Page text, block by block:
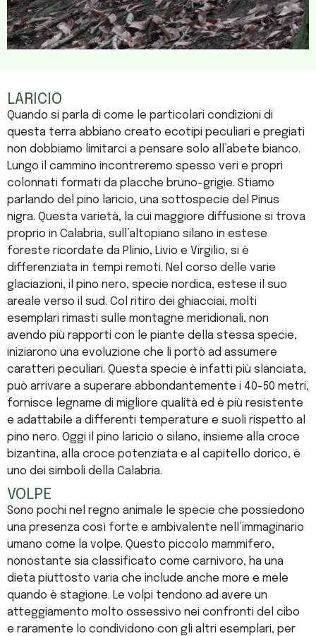
LARICIO
Quando si parla di come le particolari condizioni di
questa terra abbiano creato ecotipi peculiari e pregiati
non dobbiamo limitarci a pensare solo all’abete bianco.
Lungo il cammino incontreremo spesso veri e propri
colonnati formati da placche bruno-grigie. Stiamo
parlando del pino laricio, una sottospecie del Pinus
nigra. Questa varietà, la cui maggiore diffusione si trova
proprio in Calabria, sull’altopiano silano in estese
foreste ricordate da Plinio, Livio e Virgilio, si è
differenziata in tempi remoti. Nel corso delle varie
glaciazioni, il pino nero, specie nordica, estese il suo
areale verso il sud. Col ritiro dei ghiacciai, molti
esemplari rimasti sulle montagne meridionali, non
avendo più rapporti con le piante della stessa specie,
iniziarono una evoluzione che li portò ad assumere
caratteri peculiari. Questa specie è infatti più slanciata,
può arrivare a superare abbondantemente i 40-50 metri,
fornisce legname di migliore qualità ed è più resistente
e adattabile a differenti temperature e suoli rispetto al
pino nero. Oggi il pino laricio o silano, insieme alla croce
bizantina, alla croce potenziata e al capitello dorico, è
uno dei simboli della Calabria.
VOLPE
Sono pochi nel regno animale le specie che possiedono
una presenza così forte e ambivalente nell’immaginario
umano come la volpe. Questo piccolo mammifero,
nonostante sia classificato come carnivoro, ha una
dieta piuttosto varia che include anche more e mele
quando è stagione. Le volpi tendono ad avere un
atteggiamento molto ossessivo nei confronti del cibo
e raramente lo condividono con gli altri esemplari, per